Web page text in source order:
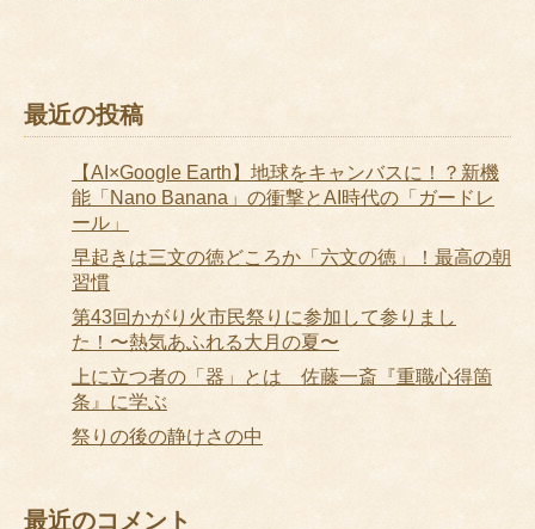
最近の投稿
【AI×Google Earth】地球をキャンバスに！？新機
能「Nano Banana」の衝撃とAI時代の「ガードレ
ール」
早起きは三文の徳どころか「六文の徳」！最高の朝
習慣
第43回かがり火市民祭りに参加して参りまし
た！〜熱気あふれる大月の夏〜
上に立つ者の「器」とは 佐藤一斎『重職心得箇
条』に学ぶ
祭りの後の静けさの中
最近のコメント